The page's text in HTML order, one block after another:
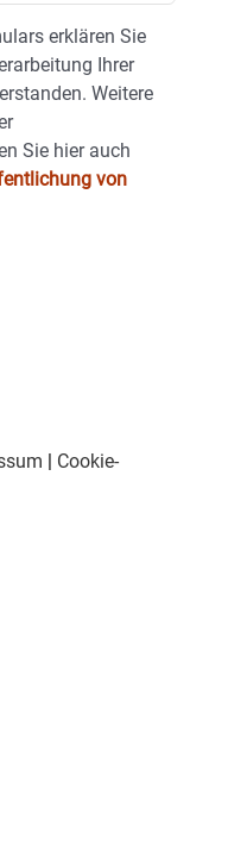
erklären Sie
Ihrer
Weitere
Sie hier auch
von
Cookie-